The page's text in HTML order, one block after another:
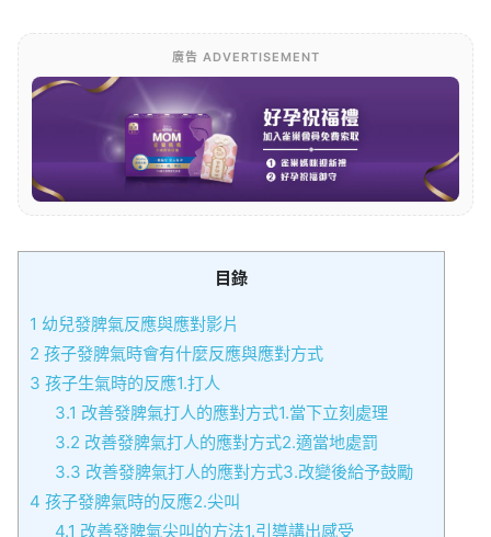
廣告 ADVERTISEMENT
目錄
1 幼兒發脾氣反應與應對影片
2 孩子發脾氣時會有什麼反應與應對方式
3 孩子生氣時的反應1.打人
3.1 改善發脾氣打人的應對方式1.當下立刻處理
3.2 改善發脾氣打人的應對方式2.適當地處罰
3.3 改善發脾氣打人的應對方式3.改變後給予鼓勵
4 孩子發脾氣時的反應2.尖叫
4.1 改善發脾氣尖叫的方法1.引導講出感受